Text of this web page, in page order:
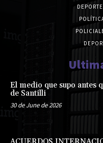
El medio que supo antes
de Santilli
30 de June de 2026